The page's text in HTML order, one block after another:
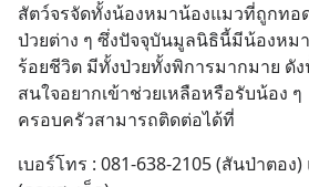
สัตว์จรจัดทั้งน้องหมาน้องแมวที่ถูกทอ
ป่วยต่าง ๆ ซึ่งปัจจุบันมูลนิธินี้มีน้องหม
ร้อยชีวิต มีทั้งป่วยทั้งพิการมากมาย ดั
สนใจอยากเข้าช่วยเหลือหรือรับน้อง
ครอบครัวสามารถติดต่อได้ที่
เบอร์โทร : 081-638-2105 (สันป่าตอง